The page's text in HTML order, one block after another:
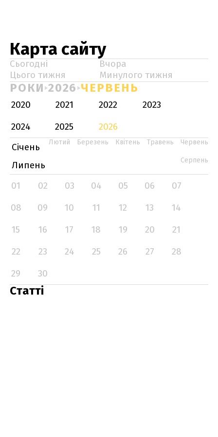
Карта сайту
Сьогодні
Вчора
Цього тижня
Минулого тижня
РОКИ 2026 ЧЕРВЕНЬ
2020 2021 2022
2023
2024
2025
2026
Січень
Лютий Березень Квітень Травень Червень
Липень Серпень
01 02 03 04 05 06
07
08
09 10 11 12 13
14
15
16 17 18 19 20
21
22
23 24 25 26 27
28
29
30
Статті